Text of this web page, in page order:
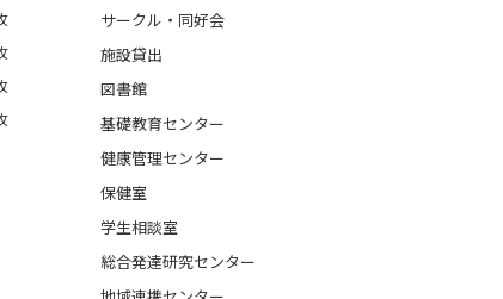
サークル・同好会
施設貸出
図書館
基礎教育センター
健康管理センター
保健室
学生相談室
総合発達研究センター